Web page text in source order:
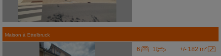
Maison à Ettelbruck
+/- 182 m²
6 1